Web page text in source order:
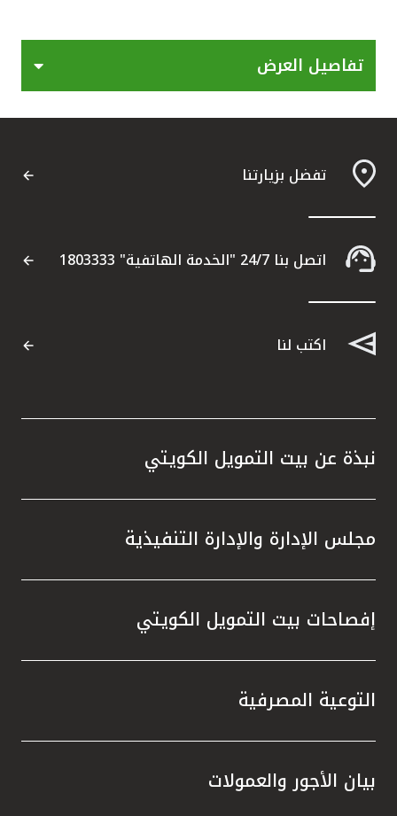
أدوات وخدمات
مواقع الفروع وأجهزة الصرف الآلي
ألمانيا
ماليزيا
مصر
المملكة المتحدة
مملكة البحرين
تفاصيل العرض
تفضل بزيارتنا
اتصل بنا 24/7 "الخدمة الهاتفية" 1803333
اكتب لنا
نبذة عن بيت التمويل الكويتي
مجلس الإدارة والإدارة التنفيذية
إفصاحات بيت التمويل الكويتي
التوعية المصرفية
بيان الأجور والعمولات